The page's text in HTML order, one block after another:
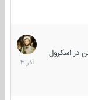
اسکرول
7
آذر
1403